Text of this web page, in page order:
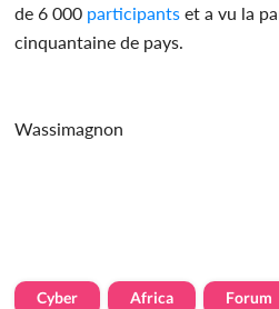
de 6 000 participants et a vu la
cinquantaine de pays.
Wassimagnon
Cyber Africa Forum